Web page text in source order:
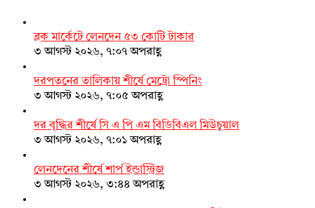
ব্লক মার্কেটে লেনদেন ৫৩ কোটি টাকার
৩ আগস্ট ২০২৬, ৭:০৭ অপরাহ্ণ
দরপতনের তালিকায় শীর্ষে মেট্রো স্পিনিং
৩ আগস্ট ২০২৬, ৭:০৫ অপরাহ্ণ
দর বৃদ্ধির শীর্ষে সি এ পি এম বিডিবিএল মিউচুয়াল
৩ আগস্ট ২০২৬, ৭:০১ অপরাহ্ণ
লেনদেনের শীর্ষে শার্প ইন্ডাস্ট্রিজ
৩ আগস্ট ২০২৬, ৩:৪৪ অপরাহ্ণ